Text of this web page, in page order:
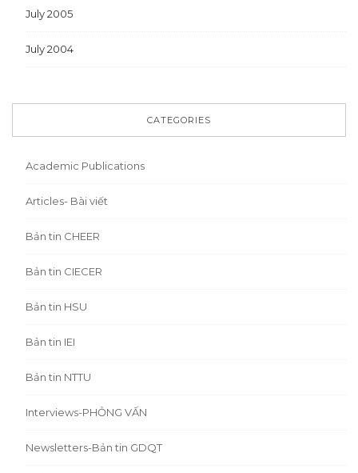
July 2005
July 2004
CATEGORIES
Academic Publications
Articles- Bài viết
Bản tin CHEER
Bản tin CIECER
Bản tin HSU
Bản tin IEI
Bản tin NTTU
Interviews-PHỎNG VẤN
Newsletters-Bản tin GDQT